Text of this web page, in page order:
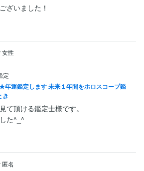
ざいました！
女性
定
運鑑定します 未来１年間をホロスコープ鑑
き
て頂ける鑑定士様です。
た^_^
匿名